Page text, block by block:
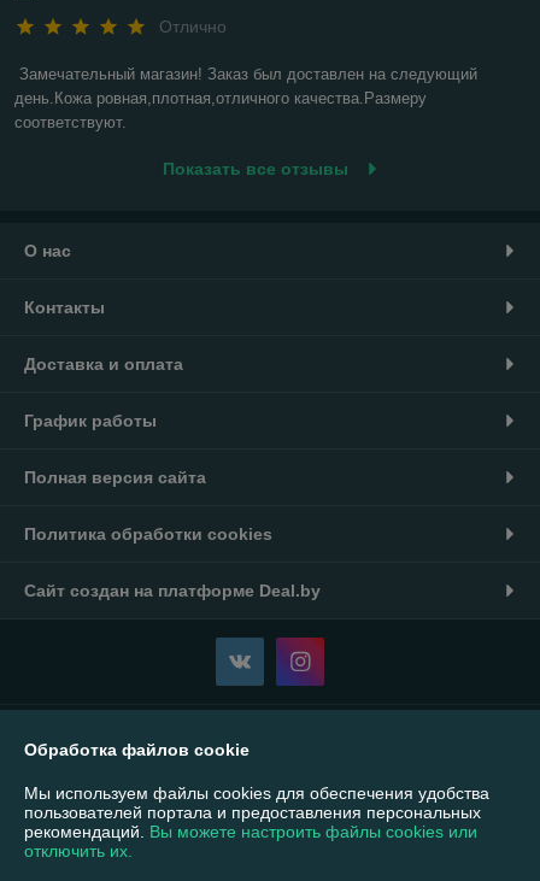
Отлично
Замечательный магазин! Заказ был доставлен на следующий
день.Кожа ровная,плотная,отличного качества.Размеру
соответствуют.
Показать все отзывы
О нас
Контакты
Доставка и оплата
График работы
Полная версия сайта
Политика обработки cookies
Сайт создан на платформе Deal.by
220117 г. Минск, пр-т Газеты Звезда д. 16, пом.53
Регистрационный номер ЕГР: 193826653
Обработка файлов cookie
Мы используем файлы cookies для обеспечения удобства
пользователей портала и предоставления персональных
рекомендаций. Вы можете настроить файлы cookies или
отключить их.